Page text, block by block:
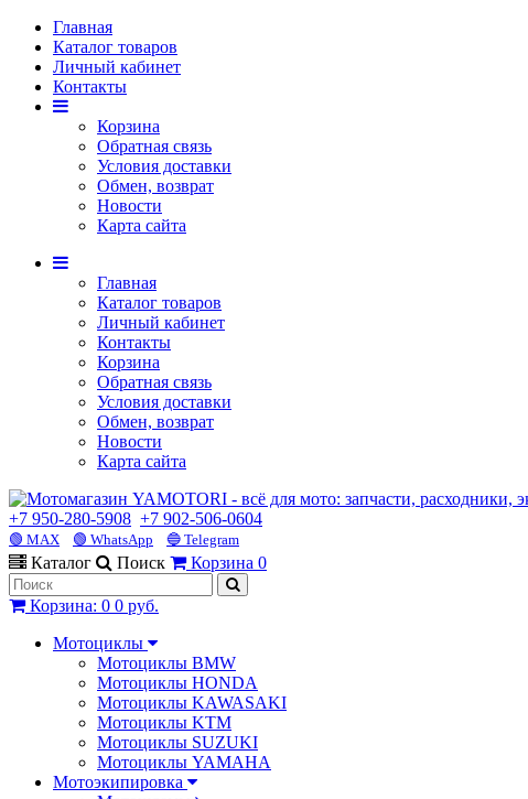
Главная
Каталог товаров
Личный кабинет
Контакты
Корзина
Обратная связь
Условия доставки
Обмен, возврат
Новости
Карта сайта
Главная
Каталог товаров
Личный кабинет
Контакты
Корзина
Обратная связь
Условия доставки
Обмен, возврат
Новости
Карта сайта
+7 950-280-5908 +7 902-506-0604
🟢 MAX 🟢 WhatsApp 🔵 Telegram
Каталог Поиск Корзина 0
Корзина: 0 0 руб.
Мотоциклы
Мотоциклы BMW
Мотоциклы HONDA
Мотоциклы KAWASAKI
Мотоциклы KTM
Мотоциклы SUZUKI
Мотоциклы YAMAHA
Мотоэкипировка